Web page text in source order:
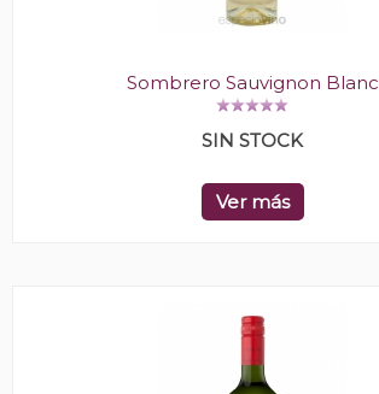
Sombrero Sauvignon Blanc
SIN STOCK
Ver más